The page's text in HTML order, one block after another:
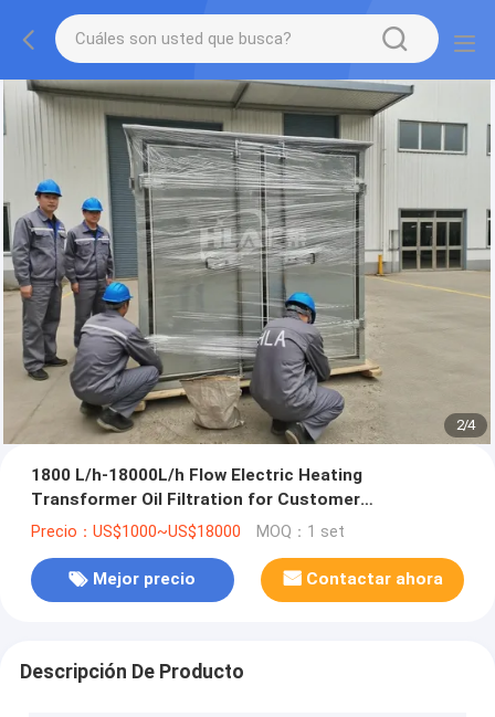
2/4
1800 L/h-18000L/h Flow Electric Heating
Transformer Oil Filtration for Customer
Requirements
Precio：US$1000~US$18000 MOQ：1 set
Mejor precio Contactar ahora
Descripción De Producto